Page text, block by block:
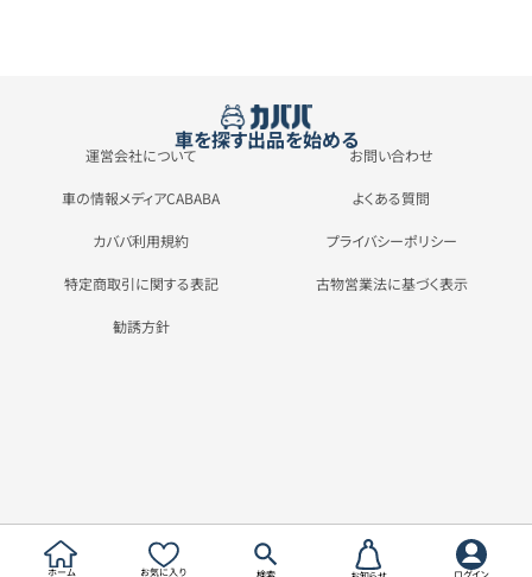
車を探す出品を始める
運営会社について お問い合わせ
車の情報メディアCABABA よくある質問
カババ利用規約 プライバシーポリシー
特定商取引に関する表記 古物営業法に基づく表示
勧誘方針
ホーム お気に入り 検索 ログイン